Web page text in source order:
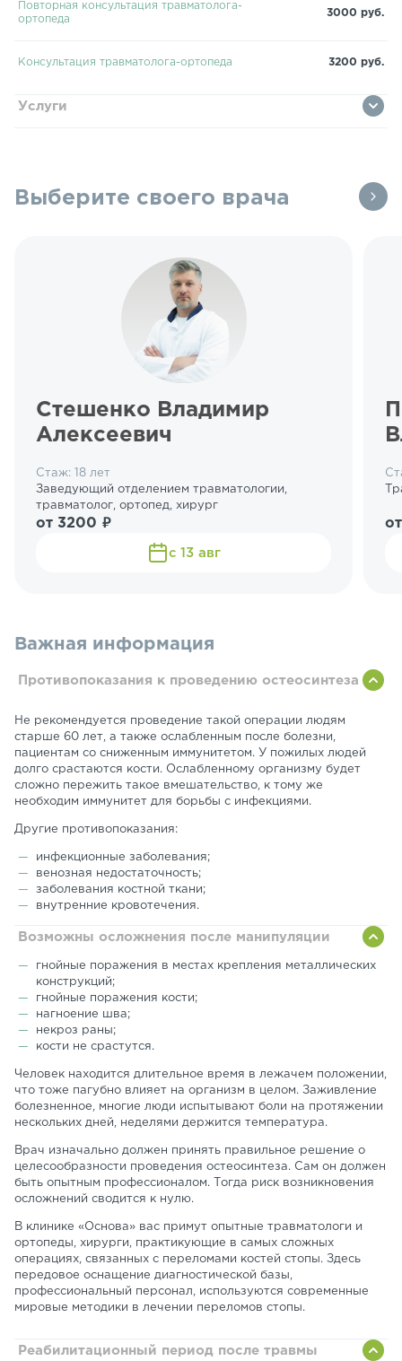
Повторная консультация травматолога-
ортопеда
3000 руб.
Консультация травматолога-ортопеда 3200 руб.
Услуги
Выберите своего врача
Стешенко Владимир
Алексеевич
Стаж: 18 лет
Заведующий отделением травматологии,
травматолог, ортопед, хирург
от 3200 ₽
с 13 авг
Важная информация
Противопоказания к проведению остеосинтеза
Не рекомендуется проведение такой операции людям
старше 60 лет, а также ослабленным после болезни,
пациентам со сниженным иммунитетом. У пожилых людей
долго срастаются кости. Ослабленному организму будет
сложно пережить такое вмешательство, к тому же
необходим иммунитет для борьбы с инфекциями.
Другие противопоказания:
инфекционные заболевания;
венозная недостаточность;
заболевания костной ткани;
внутренние кровотечения.
Возможны осложнения после манипуляции
гнойные поражения в местах крепления металлических
конструкций;
гнойные поражения кости;
нагноение шва;
некроз раны;
кости не срастутся.
Человек находится длительное время в лежачем положении,
что тоже пагубно влияет на организм в целом. Заживление
болезненное, многие люди испытывают боли на протяжении
нескольких дней, неделями держится температура.
Врач изначально должен принять правильное решение о
целесообразности проведения остеосинтеза. Сам он должен
быть опытным профессионалом. Тогда риск возникновения
осложнений сводится к нулю.
В клинике «Основа» вас примут опытные травматологи и
ортопеды, хирурги, практикующие в самых сложных
операциях, связанных с переломами костей стопы. Здесь
передовое оснащение диагностической базы,
профессиональный персонал, используются современные
мировые методики в лечении переломов стопы.
Реабилитационный период после травмы